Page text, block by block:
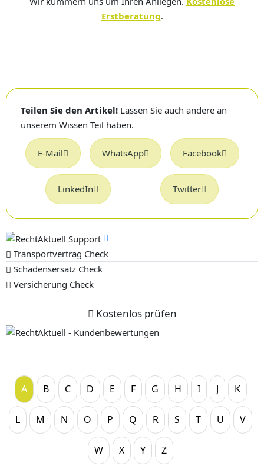
Erstberatung.
Teilen Sie den Artikel! Lassen Sie auch andere an
unserem Wissen Teil haben.
E-Mail WhatsApp Facebook
LinkedIn Twitter
Transportvertrag Check
Schadensersatz Check
Versicherung Check
Kostenlos prüfen
A B C D E F G H I J K
L M N O P Q R S T U V
W X Y Z